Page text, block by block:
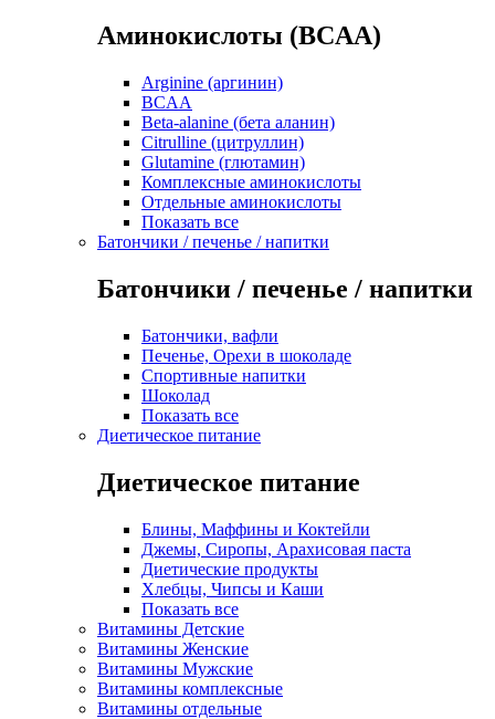
Аминокислоты (BCAA)
Arginine (аргинин)
BCAA
Beta-alanine (бета аланин)
Citrulline (цитруллин)
Glutamine (глютамин)
Комплексные аминокислоты
Отдельные аминокислоты
Показать все
Батончики / печенье / напитки
Батончики / печенье / напитки
Батончики, вафли
Печенье, Орехи в шоколаде
Спортивные напитки
Шоколад
Показать все
Диетическое питание
Диетическое питание
Блины, Маффины и Коктейли
Джемы, Сиропы, Арахисовая паста
Диетические продукты
Хлебцы, Чипсы и Каши
Показать все
Витамины Детские
Витамины Женские
Витамины Мужские
Витамины комплексные
Витамины отдельные